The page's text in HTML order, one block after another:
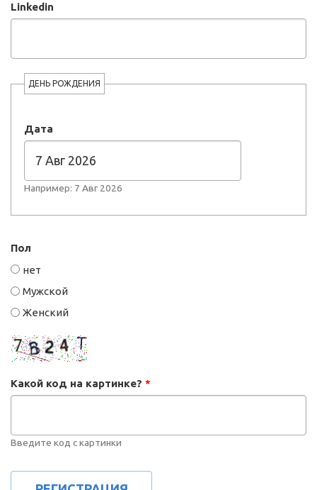
Linkedin
ДЕНЬ РОЖДЕНИЯ
Дата
Например: 7 Авг 2026
Пол
нет
Мужской
Женский
Какой код на картинке? *
Введите код с картинки